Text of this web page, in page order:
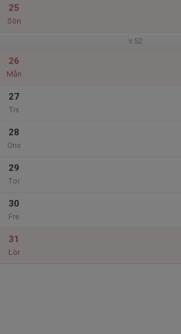
25
Sön
v.52
26
Mån
27
Tis
28
Ons
29
Tor
30
Fre
31
Lör